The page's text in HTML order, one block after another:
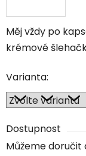
Měj vždy po
krémové
Varianta:
Dostupnost
Můžeme doručit